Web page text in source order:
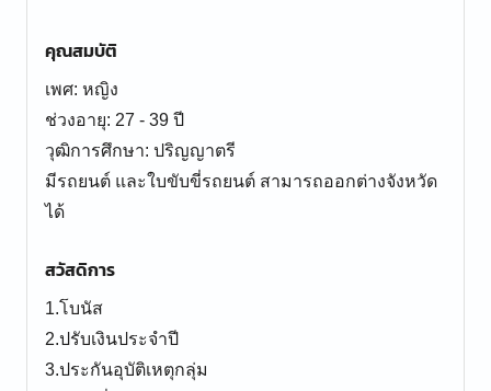
คุณสมบัติ
เพศ: หญิง
ช่วงอายุ: 27 - 39 ปี
วุฒิการศึกษา: ปริญญาตรี
มีรถยนต์ และใบขับขี่รถยนต์ สามารถออกต่างจังหวัด
ได้
สวัสดิการ
1.โบนัส
2.ปรับเงินประจำปี
3.ประกันอุบัติเหตุกลุ่ม